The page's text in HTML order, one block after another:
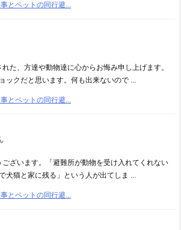
とペットの同行避...
た、方達や動物達に心からお悔み申し上げます。
ックだと思います。何も出来ないので ...
とペットの同行避...
ございます。「避難所が動物を受け入れてくれない
犬猫と家に残る」という人が出てしま ...
とペットの同行避...